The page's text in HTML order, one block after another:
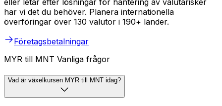
eller letar efter lösningar för hantering av valutarisker
har vi det du behöver. Planera internationella
överföringar över 130 valutor i 190+ länder.
Företagsbetalningar
MYR till MNT Vanliga frågor
Vad är växelkursen MYR till MNT idag?